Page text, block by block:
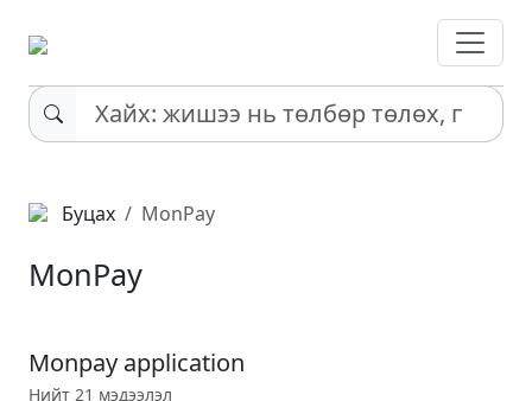
Буцах MonPay
MonPay
Monpay application
Нийт 21 мэдээлэл